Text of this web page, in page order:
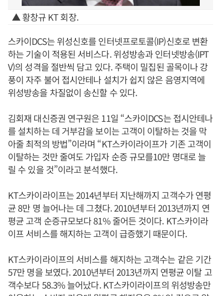
▲ 황창규 KT 회장.
스카이DCS는 위성신호를 인터넷프로토콜(IP)신호로 변환
하는 기술이 적용된 서비스다. 위성방송과 인터넷방송(IPT
V)의 성격을 절반씩 담고 있다. 주택이 밀집된 골목이나 강
풍이 자주 불어 접시안테나 설치가 쉽지 않은 음영지역에
위성방송을 차질없이 송신할 수 있다.
김회재 대신증권 연구원은 11일 “스카이DCS는 접시안테나
를 설치하는 데 거부감을 보이는 고객이 이탈하는 것을 막
아줄 최적의 방법”이라며 “KT스카이라이프가 기존 고객이
이탈하는 것만 줄여도 가입자 순증 규모를10만 명대로 늘
릴 수 있을 것”이라고 분석했다.
KT스카이라이프는 2014년부터 지난해까지 고객수가 연평
균 8만 명 늘어나는 데 그쳤다. 2010년부터 2013년까지 연
평균 고객 순증규모보다 81% 줄어든 것이다. KT스카이라
이프 서비스를 해지하는 고객이 급증했기 때문이다.
KT스카이라이프의 서비스를 해지하는 고객수는 같은 기간
57만 명을 보였다. 2010년부터 2013년까지 연평균 이탈 고
객수보다 58.3% 늘어났다. KT스카이라이프의 위성방송만